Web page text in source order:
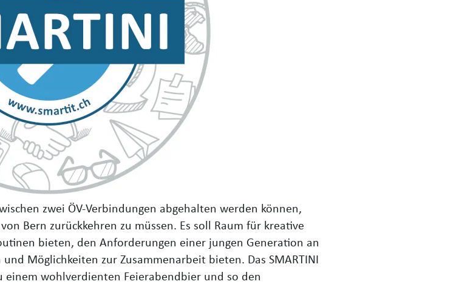
zwei ÖV-Verbindungen abgehalten werden können,
Bern zurückkehren zu müssen. Es soll Raum für kreative
bieten, den Anforderungen einer jungen Generation an
Möglichkeiten zur Zusammenarbeit bieten. Das SMARTINI
einem wohlverdienten Feierabendbier und so den